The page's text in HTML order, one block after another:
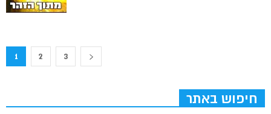
1 2 3
חיפוש באתר